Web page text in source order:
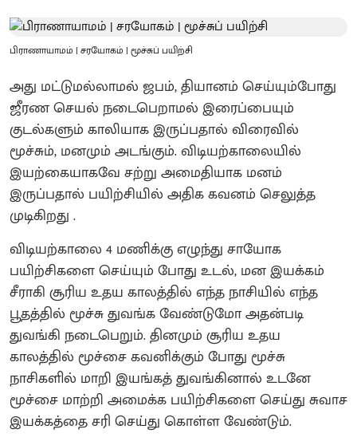
பிராணாயாமம் | சரயோகம் | மூச்சுப் பயிற்சி
அது மட்டுமல்லாமல் ஜபம், தியானம் செய்யும்போது
ஜீரண செயல் நடைபெறாமல் இரைப்பையும்
குடல்களும் காலியாக இருப்பதால் விரைவில்
மூச்சும், மனமும் அடங்கும். விடியற்காலையில்
இயற்கையாகவே சற்று அமைதியாக மனம்
இருப்பதால் பயிற்சியில் அதிக கவனம் செலுத்த
முடிகிறது .
விடியற்காலை 4 மணிக்கு எழுந்து சாயோக
பயிற்சிகளை செய்யும் போது உடல், மன இயக்கம்
சீராகி சூரிய உதய காலத்தில் எந்த நாசியில் எந்த
பூதத்தில் மூச்சு துவங்க வேண்டுமோ அதன்படி
துவங்கி நடைபெறும். தினமும் சூரிய உதய
காலத்தில் மூச்சை கவனிக்கும் போது மூச்சு
நாசிகளில் மாறி இயங்கத் துவங்கினால் உடனே
மூச்சை மாற்றி அமைக்க பயிற்சிகளை செய்து சுவாச
இயக்கத்தை சரி செய்து கொள்ள வேண்டும்.